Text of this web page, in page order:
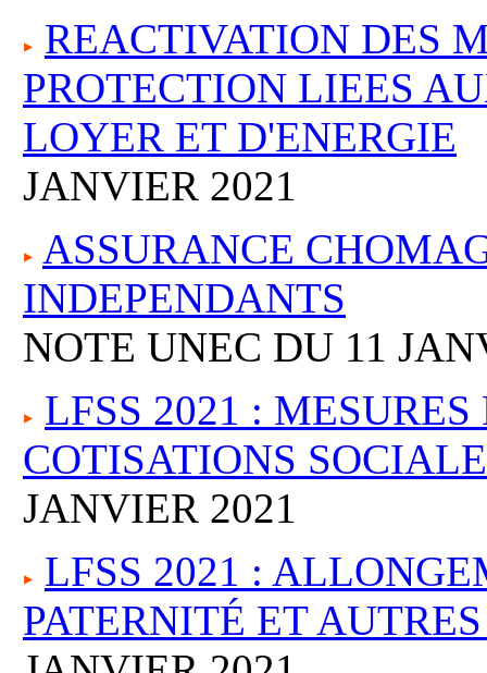
REACTIVATION DES
PROTECTION LIEES
LOYER ET D'ENERGIE
JANVIER 2021
ASSURANCE
INDEPENDANTS
NOTE UNEC DU 11
LFSS 2021 :
COTISATIONS
JANVIER 2021
LFSS 2021 :
PATERNITÉ ET